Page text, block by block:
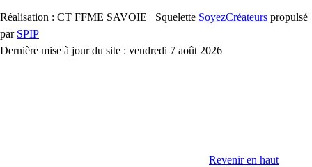
Réalisation : CT FFME SAVOIE Squelette SoyezCréateurs propulsé
par SPIP
Dernière mise à jour du site : vendredi 7 août 2026
Revenir en haut